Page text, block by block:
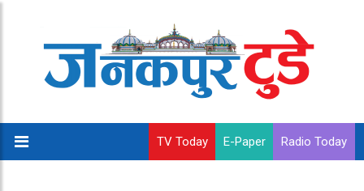
TV Today E-Paper Radio Today